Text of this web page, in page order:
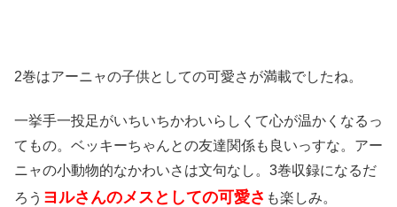
2巻はアーニャの子供としての可愛さが満載でしたね。
一挙手一投足がいちいちかわいらしくて心が温かくなるっ
てもの。ベッキーちゃんとの友達関係も良いっすな。アー
ニャの小動物的なかわいさは文句なし。3巻収録になるだ
ろう ヨルさんのメスとしての可愛さ も楽しみ。